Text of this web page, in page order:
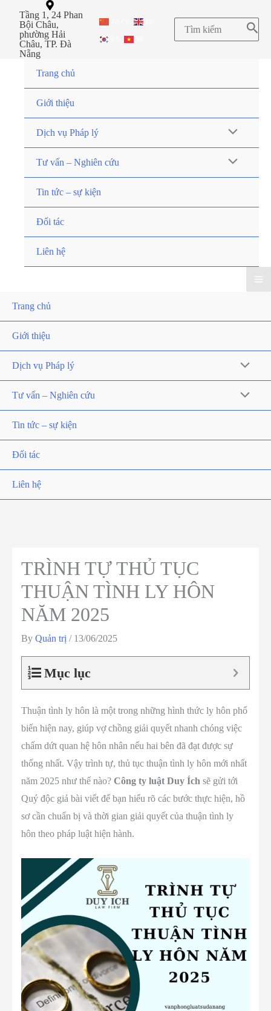
Tầng 1, 24 Phan
Bội Châu,
phường Hải
Châu, TP. Đà
Nẵng
Trang chủ
Giới thiệu
Dịch vụ Pháp lý
Tư vấn – Nghiên cứu
Tin tức – sự kiện
Đối tác
Liên hệ
Trang chủ
Giới thiệu
Dịch vụ Pháp lý
Tư vấn – Nghiên cứu
Tin tức – sự kiện
Đối tác
Liên hệ
TRÌNH TỰ THỦ TỤC
THUẬN TÌNH LY HÔN
NĂM 2025
By Quản trị / 13/06/2025
Mục lục
Thuận tình ly hôn là một trong những hình thức ly hôn phổ
biến hiện nay, giúp vợ chồng giải quyết nhanh chóng việc
chấm dứt quan hệ hôn nhân nếu hai bên đã đạt được sự
thống nhất. Vậy trình tự, thủ tục thuận tình ly hôn mới nhất
năm 2025 như thế nào? Công ty luật Duy Ích sẽ gửi tới
Quý độc giả bài viết để bạn hiểu rõ các bước thực hiện, hồ
sơ cần chuẩn bị và thời gian giải quyết của thuận tình ly
hôn theo pháp luật hiện hành.